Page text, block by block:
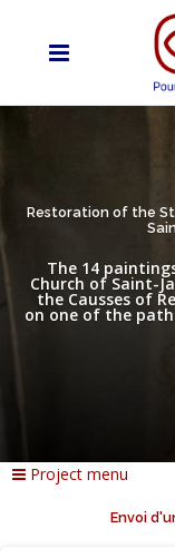
Restoration of the
The 14
Church of Saint-
the Causses of
on one of the
Project menu
Envoi